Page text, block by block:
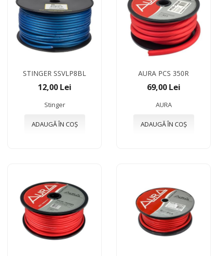
STINGER SSVLP8BL
12,00 Lei
Stinger
ADAUGĂ ÎN COȘ
AURA PCS 350R
69,00 Lei
AURA
ADAUGĂ ÎN COȘ